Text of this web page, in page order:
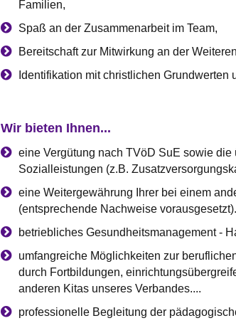
Familien,
Spaß an der Zusammenarbeit im Team,
Bereitschaft zur Mitwirkung an der
Identifikation mit christlichen
Wir bieten Ihnen...
eine Vergütung nach TVöD SuE sowie
Sozialleistungen (z.B.
eine Weitergewährung Ihrer bei einem
(entsprechende Nachweise vorausgesetzt).
betriebliches Gesundheitsmanagement -
umfangreiche Möglichkeiten zur
durch Fortbildungen,
anderen Kitas unseres Verbandes....
professionelle Begleitung der